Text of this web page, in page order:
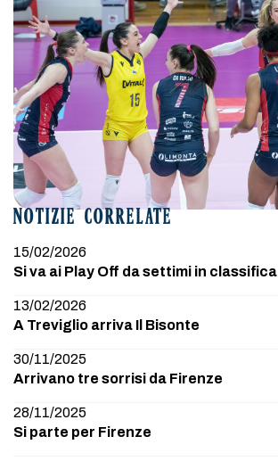
NOTIZIE CORRELATE
15/02/2026
Si va ai Play Off da settimi in classifica
13/02/2026
A Treviglio arriva Il Bisonte
30/11/2025
Arrivano tre sorrisi da Firenze
28/11/2025
Si parte per Firenze